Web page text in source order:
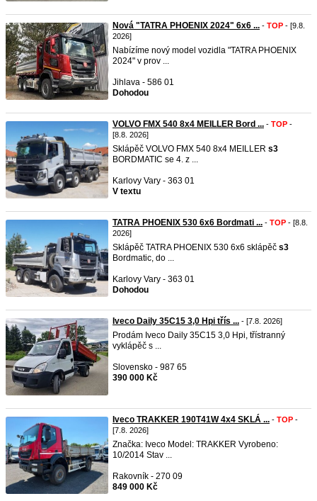
Nová "TATRA PHOENIX 2024" 6x6 ... - TOP - [9.8.
2026]
Nabízíme nový model vozidla "TATRA PHOENIX
2024" v prov ...
Jihlava - 586 01
Dohodou
VOLVO FMX 540 8x4 MEILLER Bord ... - TOP -
[8.8. 2026]
Sklápěč VOLVO FMX 540 8x4 MEILLER s3
BORDMATIC se 4. z ...
Karlovy Vary - 363 01
V textu
TATRA PHOENIX 530 6x6 Bordmati ... - TOP - [8.8.
2026]
Sklápěč TATRA PHOENIX 530 6x6 sklápěč s3
Bordmatic, do ...
Karlovy Vary - 363 01
Dohodou
Iveco Daily 35C15 3,0 Hpi třís ... - [7.8. 2026]
Prodám Iveco Daily 35C15 3,0 Hpi, třístranný
vyklápěč s ...
Slovensko - 987 65
390 000 Kč
Iveco TRAKKER 190T41W 4x4 SKLÁ ... - TOP -
[7.8. 2026]
Značka: Iveco Model: TRAKKER Vyrobeno:
10/2014 Stav ...
Rakovník - 270 09
849 000 Kč